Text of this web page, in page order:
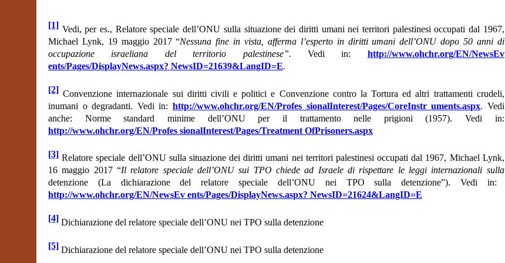
[1] Vedi, per es., Relatore speciale dell’ONU sulla situazione dei diritti umani nei territori palestinesi occupati dal 1967,
Michael Lynk, 19 maggio 2017 “Nessuna fine in vista, afferma l’esperto in diritti umani dell’ONU dopo 50 anni di
occupazione israeliana del territorio palestinese”.
Vedi in: http://www.ohchr.org/EN/NewsEv
ents/Pages/DisplayNews.aspx? NewsID=21639&LangID=E.
[2] Convenzione internazionale sui diritti civili e politici e Convenzione contro la Tortura ed altri trattamenti crudeli,
inumani o degradanti. Vedi in: http://www.ohchr.org/EN/Profes sionalInterest/Pages/CoreInstr uments.aspx. Vedi
anche: Norme standard minime dell’ONU per il trattamento nelle prigioni (1957).Vedi in:
http://www.ohchr.org/EN/Profes sionalInterest/Pages/Treatment OfPrisoners.aspx
[3] Relatore speciale dell’ONU sulla situazione dei diritti umani nei territori palestinesi occupati dal 1967, Michael Lynk,
16 maggio 2017 “Il relatore speciale dell’ONU sui TPO chiede ad Israele di rispettare le leggi internazionali sulla
detenzione (La dichiarazione del relatore speciale dell’ONU nei TPO sulla detenzione”). Vedi in:
http://www.ohchr.org/EN/NewsEv ents/Pages/DisplayNews.aspx? NewsID=21624&LangID=E
[4] Dichiarazione del relatore speciale dell’ONU nei TPO sulla detenzione
[5] Dichiarazione del relatore speciale dell’ONU nei TPO sulla detenzione